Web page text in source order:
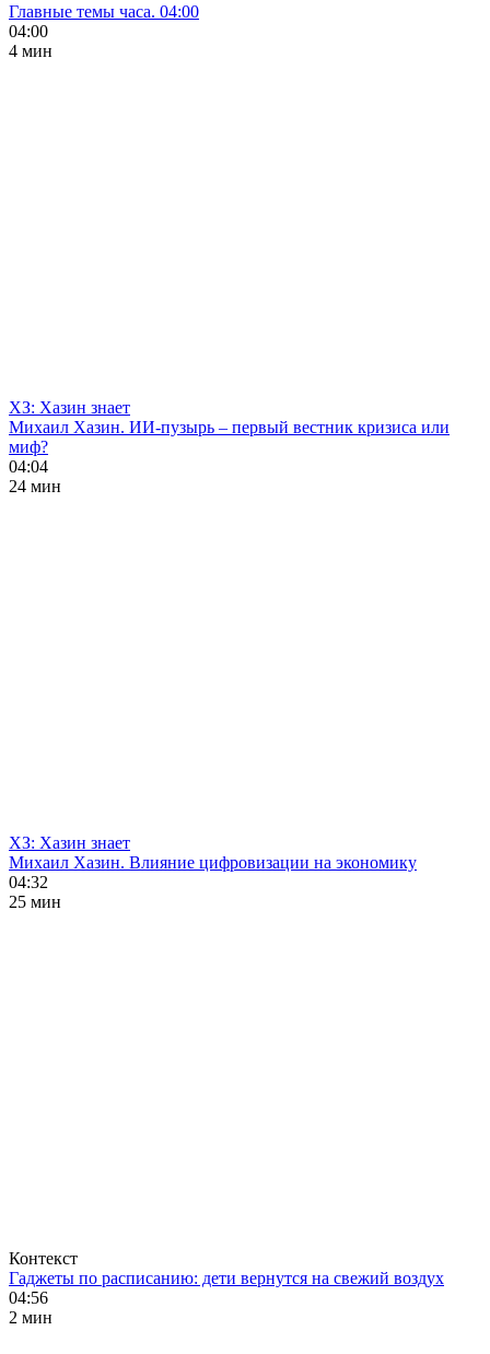
Главные темы часа. 04:00
04:00
4 мин
ХЗ: Хазин знает
Михаил Хазин. ИИ-пузырь – первый вестник кризиса или
миф?
04:04
24 мин
ХЗ: Хазин знает
Михаил Хазин. Влияние цифровизации на экономику
04:32
25 мин
Контекст
Гаджеты по расписанию: дети вернутся на свежий воздух
04:56
2 мин